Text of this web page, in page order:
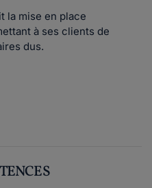
la mise en place
à ses clients de
dus.